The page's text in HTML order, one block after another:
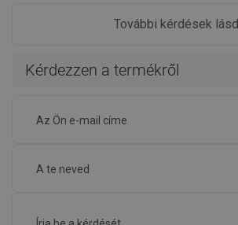
További kérdések lásd
Kérdezzen a termékről